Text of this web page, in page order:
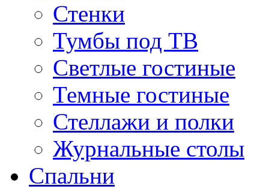
Стенки
Тумбы под ТВ
Светлые гостиные
Темные гостиные
Стеллажи и полки
Журнальные столы
Спальни